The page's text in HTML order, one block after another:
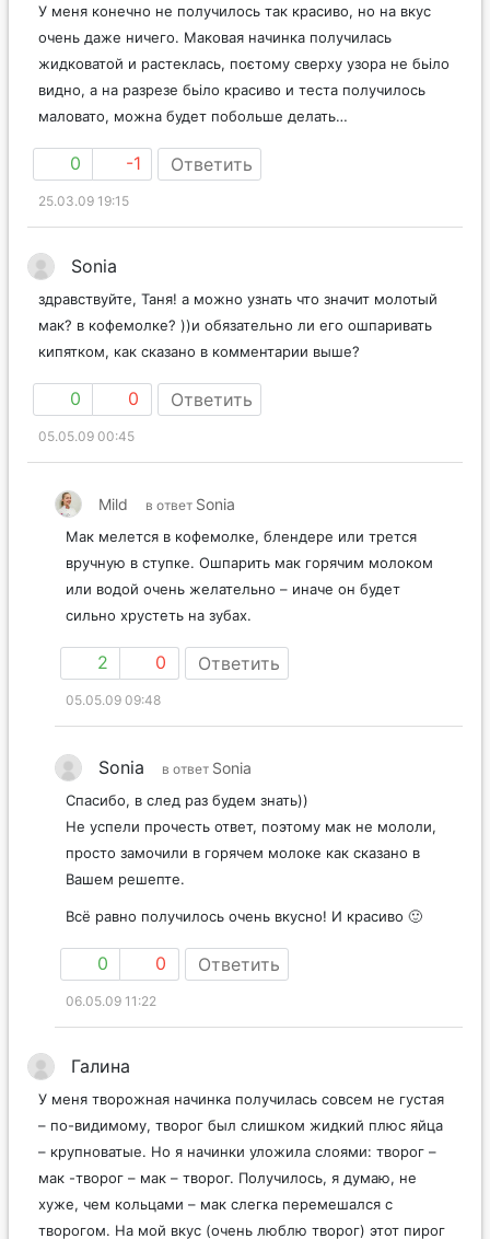
У меня конечно не получилось так красиво, но на вкус
очень даже ничего. Маковая начинка получилась
жидковатой и растеклась, поєтому сверху узора не бьіло
видно, а на разрезе бьіло красиво и теста получилось
маловато, можна будет побольше делать…
0 -1 Ответить
25.03.09 19:15
Sonia
здравствуйте, Таня! а можно узнать что значит молотый
мак? в кофемолке? ))и обязательно ли его ошпаривать
кипятком, как сказано в комментарии выше?
0 0 Ответить
05.05.09 00:45
Mild в ответ Sonia
Мак мелется в кофемолке, блендере или трется
вручную в ступке. Ошпарить мак горячим молоком
или водой очень желательно – иначе он будет
сильно хрустеть на зубах.
2 0 Ответить
05.05.09 09:48
Sonia в ответ Sonia
Спасибо, в след раз будем знать))
Не успели прочесть ответ, поэтому мак не мололи,
просто замочили в горячем молоке как сказано в
Вашем решепте.
Всё равно получилось очень вкусно! И красиво 🙂
0 0 Ответить
06.05.09 11:22
Галина
У меня творожная начинка получилась совсем не густая
– по-видимому, творог был слишком жидкий плюс яйца
– крупноватые. Но я начинки уложила слоями: творог –
мак -творог – мак – творог. Получилось, я думаю, не
хуже, чем кольцами – мак слегка перемешался с
творогом. На мой вкус (очень люблю творог) этот пирог